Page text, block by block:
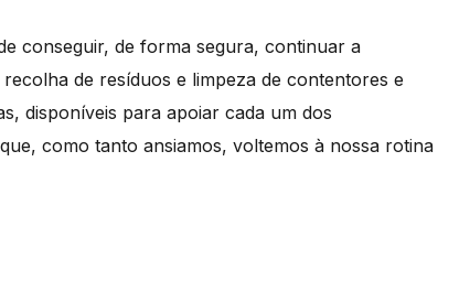
conseguir, de forma segura, continuar a
de resíduos e limpeza de contentores e
disponíveis para apoiar cada um dos
como tanto ansiamos, voltemos à nossa rotina